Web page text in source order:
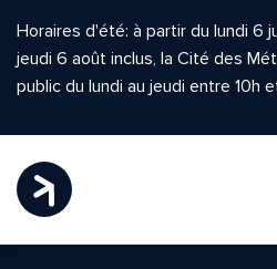
Horaires d'été: à partir du lundi 6
jeudi 6 août inclus, la Cité des
public du lundi au jeudi entre 10h